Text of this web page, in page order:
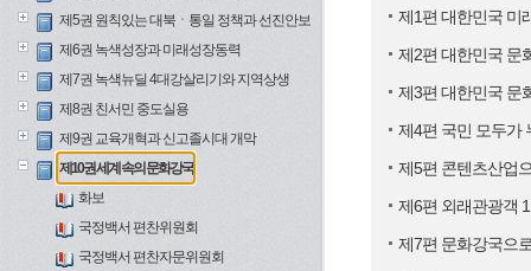
제5권 원칙있는 대북ㆍ통일 정책과 선진안보
제6권 녹색성장과 미래성장동력
제7권 녹색뉴딜 4대강살리기와 지역상생
제8권 친서민 중도실용
제9권 교육개혁과 신고졸시대 개막
제10권 세계 속의 문화강국
화보
국정백서 편찬위원회
국정백서 편찬자문위원회
제1편 대한민국 미
제2편 대한민국 문
제3편 대한민국 문
제4편 국민 모두가
제5편 콘텐츠산업
제6편 외래관광객
제7편 문화강국으